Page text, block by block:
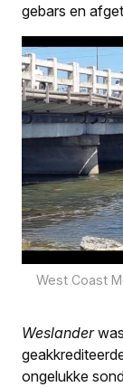
gebars en
West Coast
Weslander
ongelukke